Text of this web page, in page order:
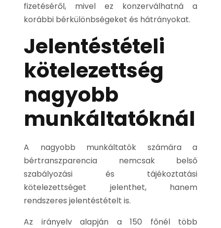
fizetéséről, mivel ez konzerválhatná a
korábbi bérkülönbségeket és hátrányokat.
Jelentéstételi
kötelezettség
nagyobb
munkáltatóknál
A nagyobb munkáltatók számára a
bértranszparencia nemcsak belső
szabályozási és tájékoztatási
kötelezettséget jelenthet, hanem
rendszeres jelentéstételt is.
Az irányelv alapján a 150 főnél több